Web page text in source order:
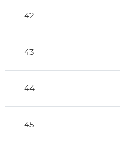
42
43
44
45